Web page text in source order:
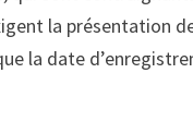
la présentation
la date